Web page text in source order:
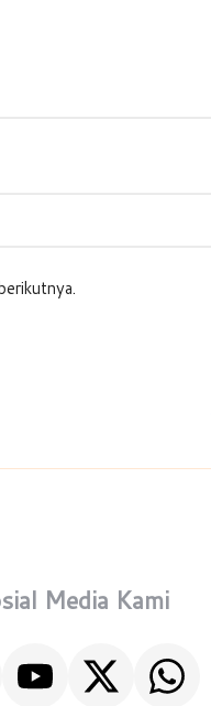
Media Kami